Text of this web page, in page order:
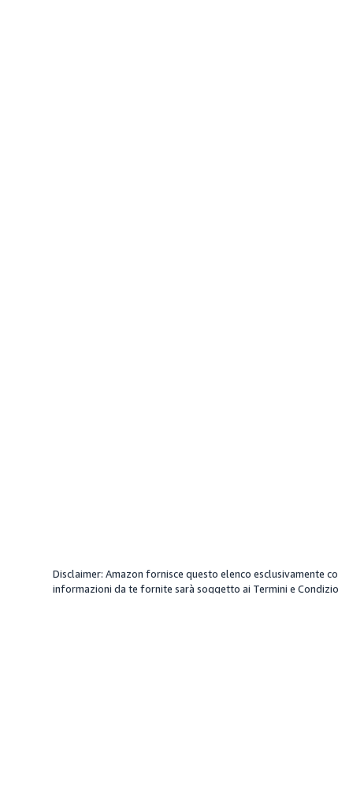
Disclaimer: Amazon fornisce questo elenco esclusivamente
informazioni da te fornite sarà soggetto ai Termini e